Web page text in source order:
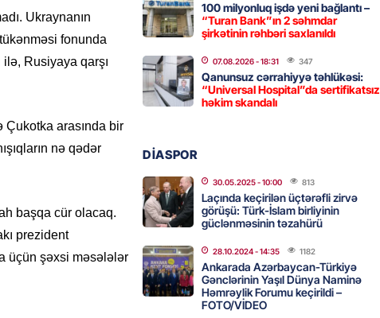
Ukraynanın
fonunda
Rusiyaya qarşı
arasında bir
nə qədər
başqa cür olacaq.
prezident
üçün şəxsi məsələlər
MANŞET
“Birgə Strateji Müdafiə Sazişi”nin
07.08.2026 - 16:30
İDMAN
“Liverpul”da oynamaq istəyir
HADISƏ
Tovuzda qadın qətlə yetirildi – Şübhəli
qardaşı oğludur
07.08.2026- 16:00 224
100 milyonluq işdə yeni bağlantı –
“Turan Bank”ın 2 səhmdar
şirkətinin rəhbəri saxlanıldı
07.08.2026- 18:31 347
Qanunsuz cərrahiyyə təhlükəsi:
“Universal Hospital”da sertifikatsız
həkim skandalı
DİASPOR
30.05.2025- 10:00 813
Laçında keçirilən üçtərəfli zirvə
görüşü: Türk-İslam birliyinin
güclənməsinin təzahürü
28.10.2024- 14:35 1182
Ankarada Azərbaycan-Türkiyə
Gənclərinin Yaşıl Dünya Naminə
Həmrəylik Forumu keçirildi –
FOTO/VİDEO